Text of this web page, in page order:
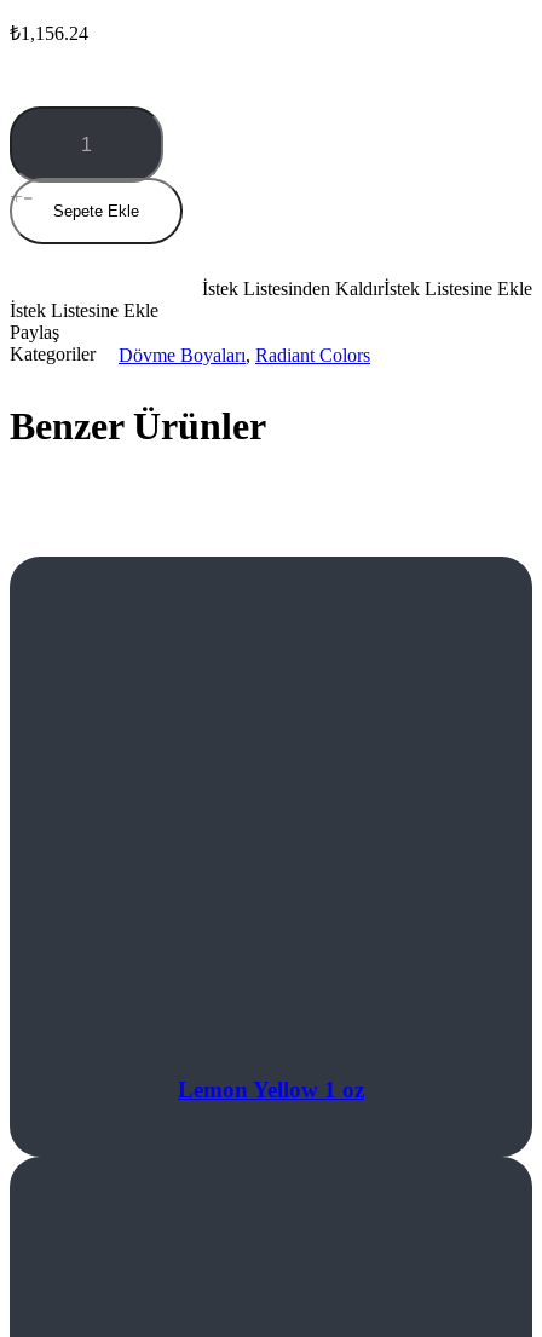
₺1,156.24
Olive
1
oz
miktar
Sepete Ekle
İstek Listesine Ekle
İstek Listesinden Kaldır
İstek Listesine Ekle
Paylaş
Kategoriler
Dövme Boyaları, Radiant Colors
Benzer Ürünler
Lemon Yellow 1 oz